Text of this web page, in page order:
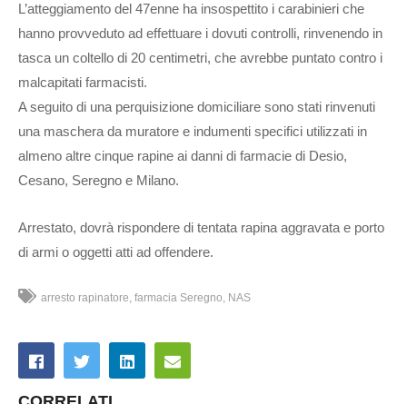
L’atteggiamento del 47enne ha insospettito i carabinieri che
hanno provveduto ad effettuare i dovuti controlli, rinvenendo in
tasca un coltello di 20 centimetri, che avrebbe puntato contro i
malcapitati farmacisti.
A seguito di una perquisizione domiciliare sono stati rinvenuti
una maschera da muratore e indumenti specifici utilizzati in
almeno altre cinque rapine ai danni di farmacie di Desio,
Cesano, Seregno e Milano.
Arrestato, dovrà rispondere di tentata rapina aggravata e porto
di armi o oggetti atti ad offendere.
arresto rapinatore farmacia Seregno NAS